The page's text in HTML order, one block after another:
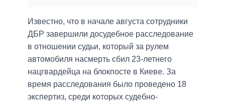
Известно, что в начале августа сотрудники
ДБР завершили досудебное расследование
в отношении судьи, который за рулем
автомобиля насмерть сбил 23-летнего
нацгвардейца на блокпосте в Киеве. За
время расследования было проведено 18
экспертиз, среди которых судебно-